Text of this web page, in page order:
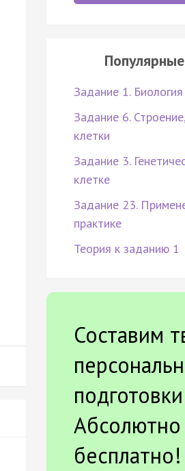
Задание 1. Биология
Задание 6.
клетки
Задание 3.
клетке
Задание 23.
практике
Теория к заданию 1
Составим
Абсолютно
бесплатно!